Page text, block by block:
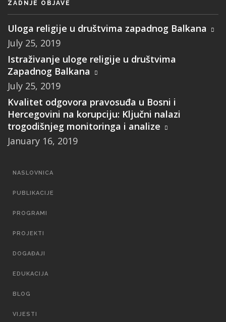
ZADNJE OBJAVE
Uloga religije u društvima zapadnog Balkana
July 25, 2019
Istraživanje uloge religije u društvima
Zapadnog Balkana
July 25, 2019
Kvalitet odgovora pravosuđa u Bosni i
Hercegovini na korupciju: Ključni nalazi
trogodišnjeg monitoringa i analize
January 16, 2019
MAIN
NASLOVNICA
PUBLIKACIJE
PROGRAMI
PROJEKTI
DOGAĐAJI
EDUKACIJA
BLOG
VIJESTI